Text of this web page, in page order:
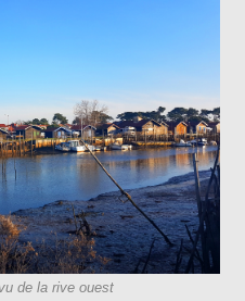
de la rive ouest